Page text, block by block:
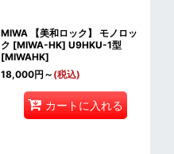
MIWA 【美和ロック】 モノロッ
ク [MIWA-HK] U9HKU-1型
[MIWAHK]
18,000円 ～ (税込)
カートに入れる